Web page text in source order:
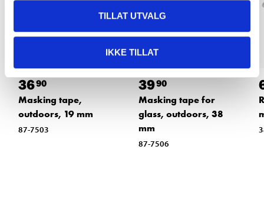
TILLAT UTVALG
IKKE TILLAT
3690
Masking tape,
outdoors, 19 mm
87-7503
3990
Masking tape for
glass, outdoors, 38
mm
87-7506